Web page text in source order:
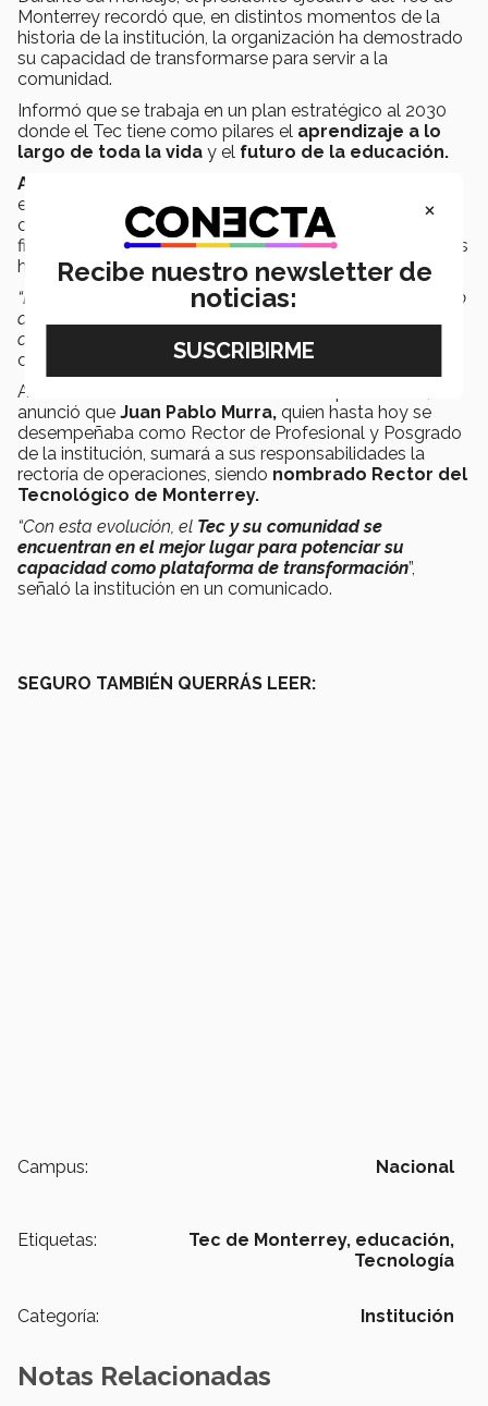
Monterrey recordó que, en distintos momentos de la
historia de la institución, la organización ha demostrado
su capacidad de transformarse para servir a la
comunidad.
Informó que se trabaja en un plan estratégico al 2030
donde el Tec tiene como pilares el aprendizaje a lo
largo de toda la vida y el futuro de la educación.
Aprendizaje a lo largo de la vida
educación que una persona tiene durante y después de
completar los grados académicos. Lo anterior con la
finalidad de
ampliar sus conocimientos
y mejorar sus
habilidades personales, sociales y laborales.
“Esta tarea es posible debido a que no estamos partiendo
de cero, hemos tenido un avance sorprendente
comparado con lo que teníamos previo a la pandemia”,
comentó Garza.
Además de la creación de la nueva vicepresidencia, se
anunció que Juan Pablo Murra, quien hasta hoy se
desempeñaba como Rector de Profesional y Posgrado
de la institución, sumará a sus responsabilidades la
rectoría de operaciones, siendo nombrado Rector del
Tecnológico de Monterrey.
“Con esta evolución, el Tec y su comunidad se
encuentran en el mejor lugar para potenciar su
capacidad como plataforma de transformación”,
señaló la institución en un comunicado.
SEGURO TAMBIÉN QUERRÁS LEER:
Campus: Nacional
Etiquetas: Tec de Monterrey, educación,
Tecnología
Categoría: Institución
Notas Relacionadas
×
Recibe nuestro newsletter de
noticias: